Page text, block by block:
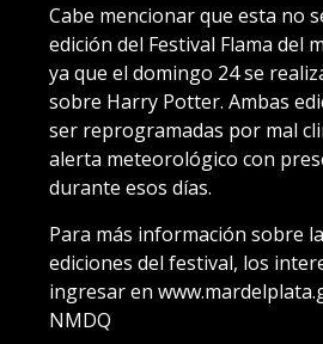
Cabe mencionar que esta no
edición del Festival Flama del
ya que el domingo 24 se
sobre Harry Potter. Ambas
ser reprogramadas por mal
alerta meteorológico con
durante esos días.
Para más información sobre
ediciones del festival, los
ingresar en
NMDQ